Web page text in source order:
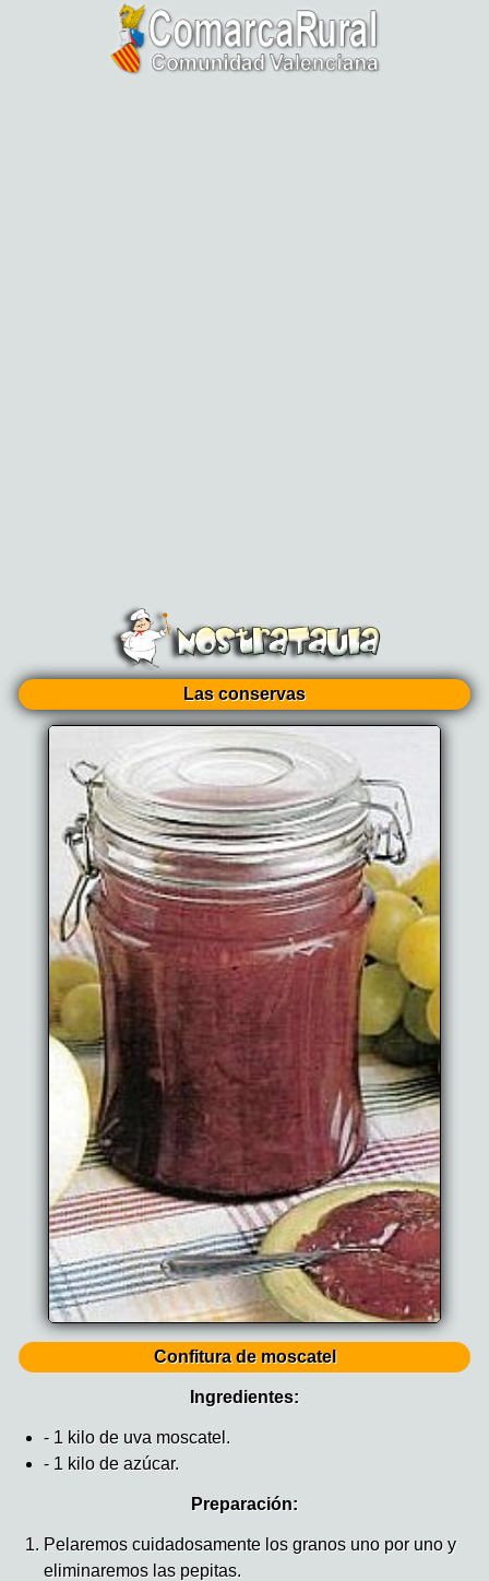
Las conservas
Confitura de moscatel
Ingredientes:
- 1 kilo de uva moscatel.
- 1 kilo de azúcar.
Preparación:
Pelaremos cuidadosamente los granos uno por uno y
eliminaremos las pepitas.